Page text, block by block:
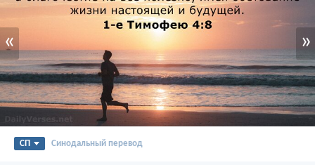
« »
СП Синодальный перевод